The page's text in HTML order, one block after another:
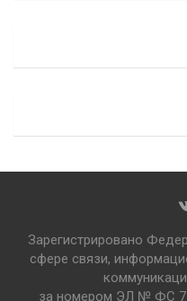
Зарегистрировано
сфере связи,
за номером ЭЛ № ФС 77